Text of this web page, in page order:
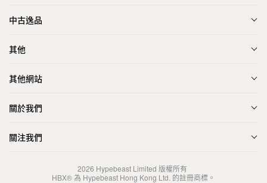
中古逸品
其他
其他網站
關於我們
關注我們
2026 Hypebeast Limited 版權所有
HBX® 為 Hypebeast Hong Kong Ltd. 的註冊商標。